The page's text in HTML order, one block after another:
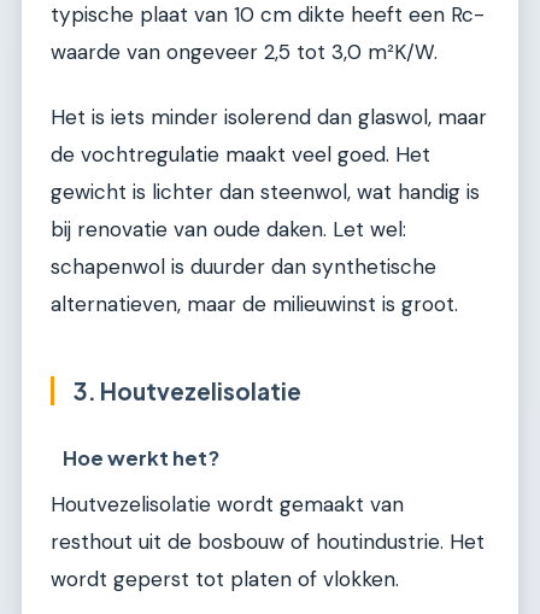
typische plaat van 10 cm dikte heeft een Rc-
waarde van ongeveer 2,5 tot 3,0 m²K/W.
Het is iets minder isolerend dan glaswol, maar
de vochtregulatie maakt veel goed. Het
gewicht is lichter dan steenwol, wat handig is
bij renovatie van oude daken. Let wel:
schapenwol is duurder dan synthetische
alternatieven, maar de milieuwinst is groot.
3. Houtvezelisolatie
Hoe werkt het?
Houtvezelisolatie wordt gemaakt van
resthout uit de bosbouw of houtindustrie. Het
wordt geperst tot platen of vlokken.